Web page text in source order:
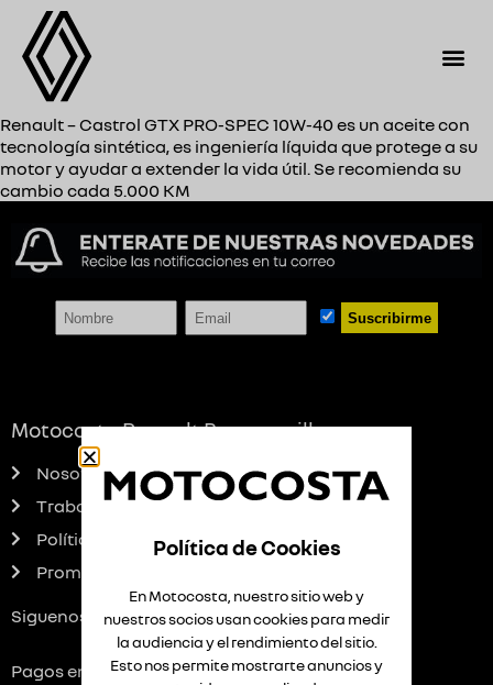
Renault – Castrol GTX PRO-SPEC 10W-40 es un aceite con
tecnología sintética, es ingeniería líquida que protege a su
motor y ayudar a extender la vida útil. Se recomienda su
cambio cada 5.000 KM
Suscribirme
Motocosta Renault Barranquilla
Nosotros
Trabaja con nosotros
Política Datos personales
Promociones
Siguenos:
Pagos en línea:
Política de Cookies
En Motocosta, nuestro sitio web y
nuestros socios usan cookies para medir
la audiencia y el rendimiento del sitio.
Esto nos permite mostrarte anuncios y